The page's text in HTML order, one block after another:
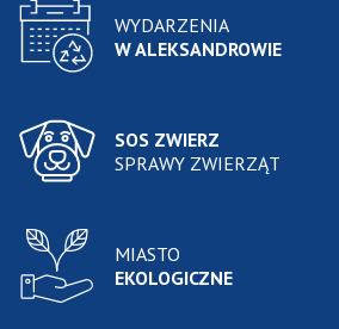
WYDARZENIA
W ALEKSANDROWIE
SOS ZWIERZ
SPRAWY ZWIERZĄT
MIASTO
EKOLOGICZNE